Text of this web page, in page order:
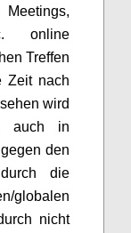
online
Treffen
Zeit nach
wird
auch in
den
die
globalen
nicht